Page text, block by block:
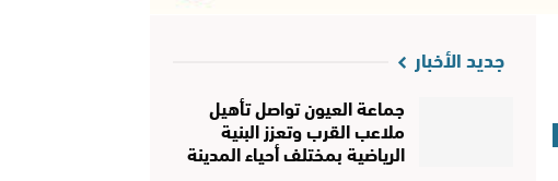
جديد الأخبار
جماعة العيون تواصل تأهيل
ملاعب القرب وتعزز البنية
الرياضية بمختلف أحياء المدينة